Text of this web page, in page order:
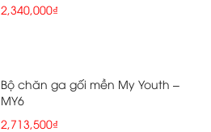
2,340,000₫
Bộ chăn ga gối mền My Youth –
MY6
2,713,500₫